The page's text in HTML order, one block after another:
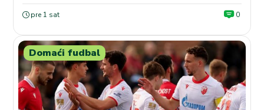
pre 1 sat 0
Domaći fudbal